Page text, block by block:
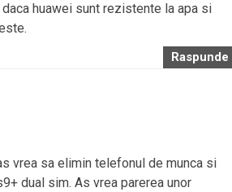
huawei sunt rezistente la apa si
Raspunde
vrea sa elimin telefonul de munca si
dual sim. As vrea parerea unor